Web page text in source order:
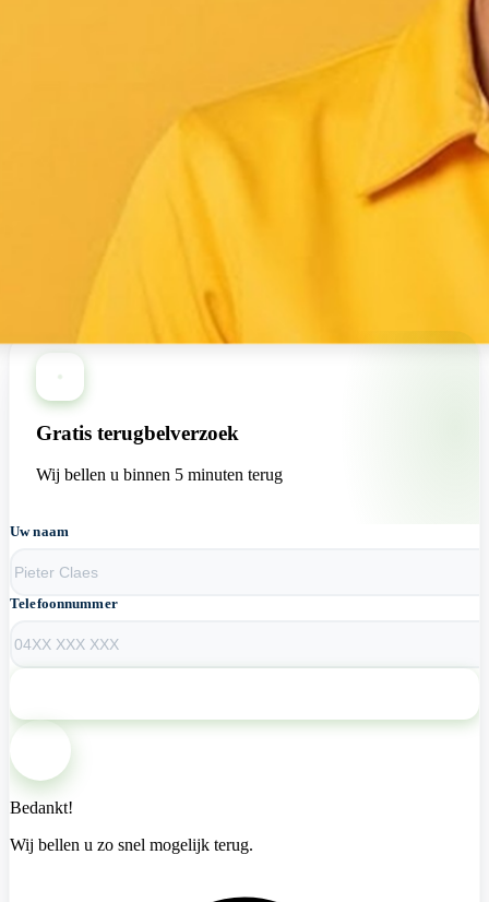
+13 loodgieters beschikbaar nu
Gratis terugbelverzoek
Wij bellen u binnen 5 minuten terug
Uw naam
Telefoonnummer
Bedankt!
Wij bellen u zo snel mogelijk terug.